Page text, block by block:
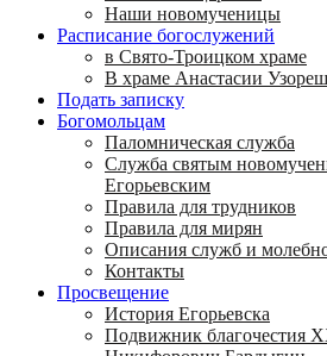
Наши новомученицы
Расписание богослужений
в Свято-Троицком храме
В храме Анастасии
Подать записку
Богомольцам
Паломническая служба
Служба святым
Егорьевским
Правила для трудников
Правила для мирян
Описания служб и
Контакты
Просвещение
История Егорьевска
Подвижник благочестия